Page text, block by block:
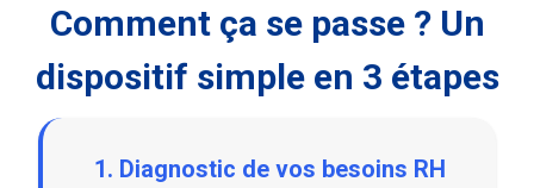
Comment ça se passe ? Un
dispositif simple en 3 étapes
1. Diagnostic de vos besoins RH